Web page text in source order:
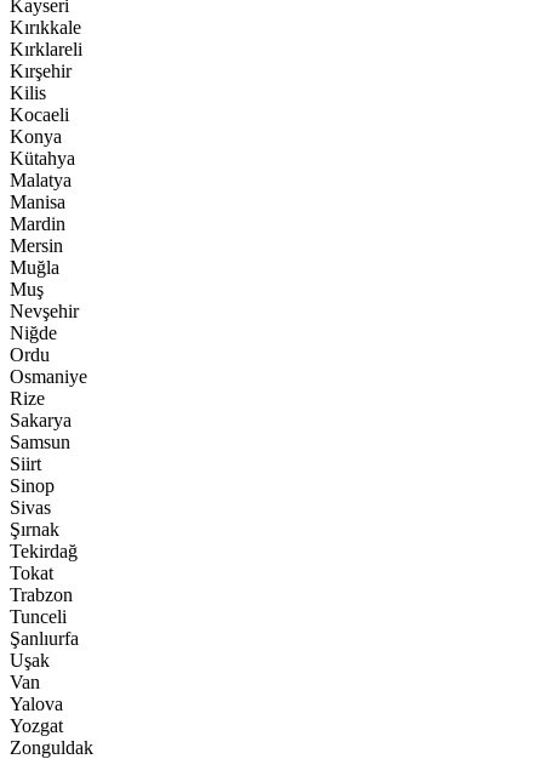
Kayseri
Kırıkkale
Kırklareli
Kırşehir
Kilis
Kocaeli
Konya
Kütahya
Malatya
Manisa
Mardin
Mersin
Muğla
Muş
Nevşehir
Niğde
Ordu
Osmaniye
Rize
Sakarya
Samsun
Siirt
Sinop
Sivas
Şırnak
Tekirdağ
Tokat
Trabzon
Tunceli
Şanlıurfa
Uşak
Van
Yalova
Yozgat
Zonguldak